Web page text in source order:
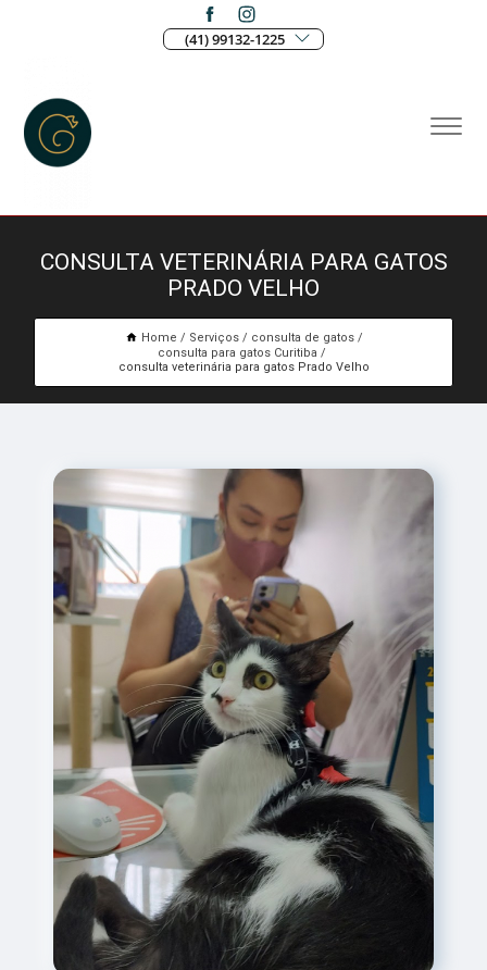
(41) 99132-1225
CONSULTA VETERINÁRIA PARA GATOS
PRADO VELHO
Home Serviços
consulta de gatos
consulta para gatos Curitiba
consulta veterinária para gatos Prado Velho